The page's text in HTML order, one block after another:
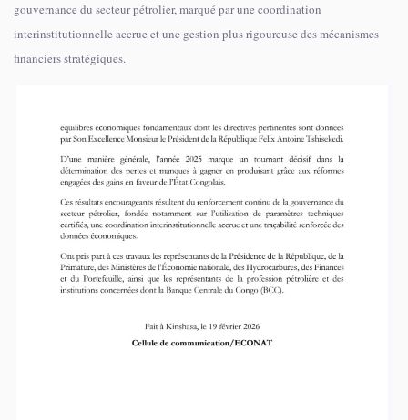
gouvernance du secteur pétrolier, marqué par une coordination
interinstitutionnelle accrue et une gestion plus rigoureuse des mécanismes
financiers stratégiques.